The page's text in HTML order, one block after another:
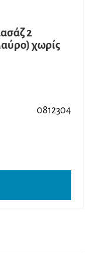
2
χωρίς
0812304